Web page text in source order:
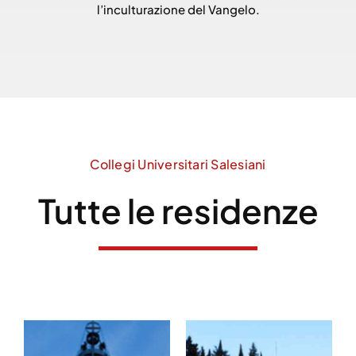
l’inculturazione del Vangelo.
Collegi Universitari Salesiani
Tutte le residenze